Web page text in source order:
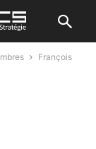
François